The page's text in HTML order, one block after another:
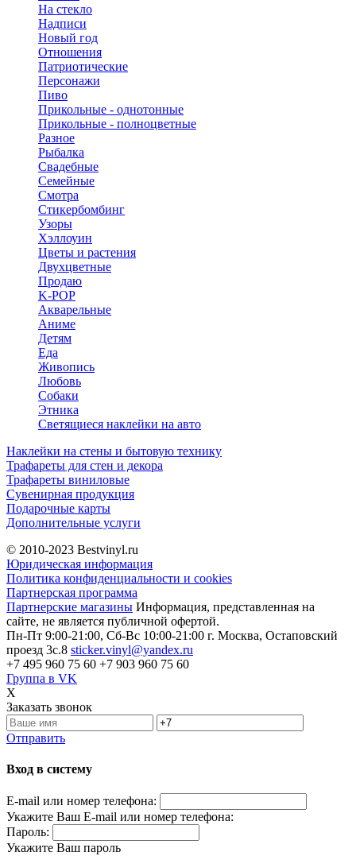
На стекло
Надписи
Новый год
Отношения
Патриотические
Персонажи
Пиво
Прикольные - однотонные
Прикольные - полноцветные
Разное
Рыбалка
Свадебные
Семейные
Смотра
Стикербомбинг
Узоры
Хэллоуин
Цветы и растения
Двухцветные
Продаю
K-POP
Акварельные
Аниме
Детям
Еда
Живопись
Любовь
Собаки
Этника
Светящиеся наклейки на авто
Наклейки на стены и бытовую технику
Трафареты для стен и декора
Трафареты виниловые
Сувенирная продукция
Подарочные карты
Дополнительные услуги
© 2010-2023 Bestvinyl.ru
Юридическая информация
Политика конфиденциальности и cookies
Партнерская программа
Партнерские магазины Информация, представленная на
сайте, не является публичной офертой.
Пн-Пт 9:00-21:00, Сб-Вс 10:00-21:00 г. Москва, Остаповский
проезд 3с.8 sticker.vinyl@yandex.ru
+7 495 960 75 60 +7 903 960 75 60
Группа в VK
X
Заказать звонок
Отправить
Вход в систему
E-mail или номер телефона:
Укажите Ваш E-mail или номер телефона:
Пароль:
Укажите Ваш пароль